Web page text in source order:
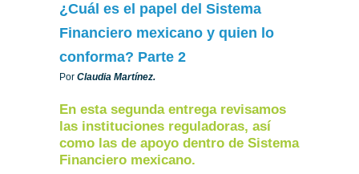
¿Cuál es el papel del Sistema
Financiero mexicano y quien lo
conforma? Parte 2
Por Claudia Martínez.
En esta segunda entrega revisamos
las instituciones reguladoras, así
como las de apoyo dentro de Sistema
Financiero mexicano.